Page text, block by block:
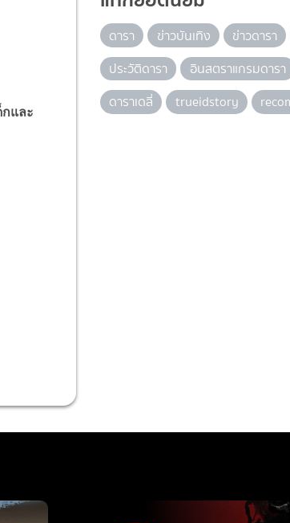
และ
ดารา ข่าวบันเทิง ข่าวดารา
ประวัติดารา
อินสตราแกรมดารา
ดาราเดลี่
trueidstory